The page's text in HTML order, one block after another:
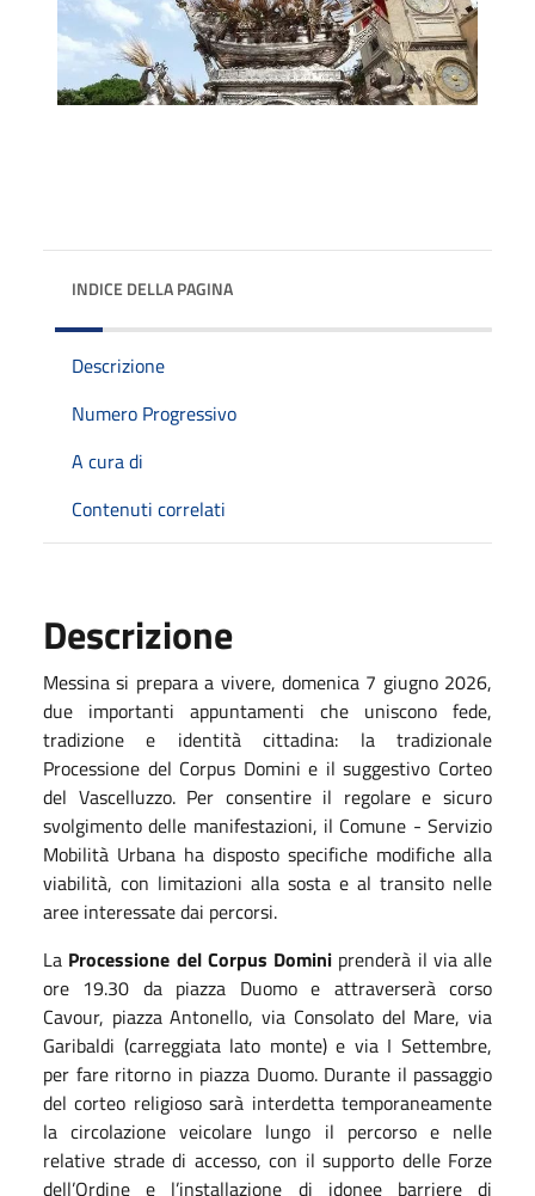
INDICE DELLA PAGINA
Descrizione
Numero Progressivo
A cura di
Contenuti correlati
Descrizione
Messina si prepara a vivere, domenica 7 giugno 2026,
due importanti appuntamenti che uniscono fede,
tradizione e identità cittadina: la tradizionale
Processione del Corpus Domini e il suggestivo Corteo
del Vascelluzzo. Per consentire il regolare e sicuro
svolgimento delle manifestazioni, il Comune - Servizio
Mobilità Urbana ha disposto specifiche modifiche alla
viabilità, con limitazioni alla sosta e al transito nelle
aree interessate dai percorsi.
La Processione del Corpus Domini prenderà il via alle
ore 19.30 da piazza Duomo e attraverserà corso
Cavour, piazza Antonello, via Consolato del Mare, via
Garibaldi (carreggiata lato monte) e via I Settembre,
per fare ritorno in piazza Duomo. Durante il passaggio
del corteo religioso sarà interdetta temporaneamente
la circolazione veicolare lungo il percorso e nelle
relative strade di accesso, con il supporto delle Forze
dell’Ordine e l’installazione di idonee barriere di